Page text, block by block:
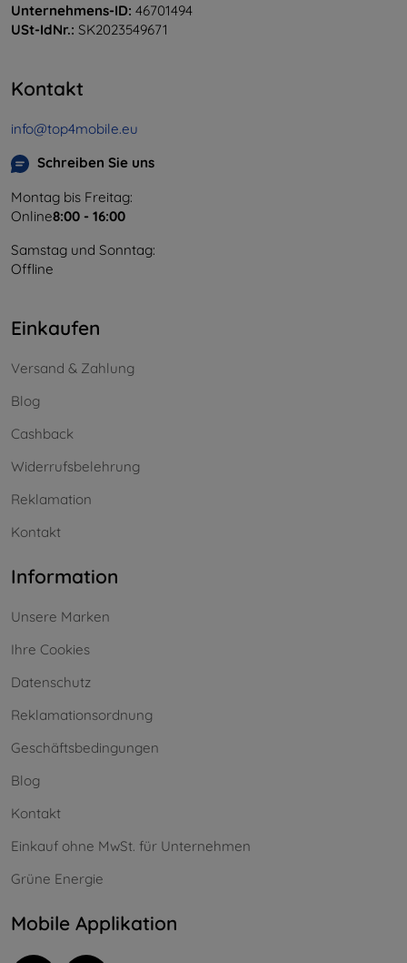
Unternehmens-ID: 46701494
USt-IdNr.: SK2023549671
Kontakt
info@top4mobile.eu
Schreiben Sie uns
Montag bis Freitag:
Online8:00 - 16:00
Samstag und Sonntag:
Offline
Einkaufen
Versand & Zahlung
Blog
Cashback
Widerrufsbelehrung
Reklamation
Kontakt
Information
Unsere Marken
Ihre Cookies
Datenschutz
Reklamationsordnung
Geschäftsbedingungen
Blog
Kontakt
Einkauf ohne MwSt. für Unternehmen
Grüne Energie
Mobile Applikation